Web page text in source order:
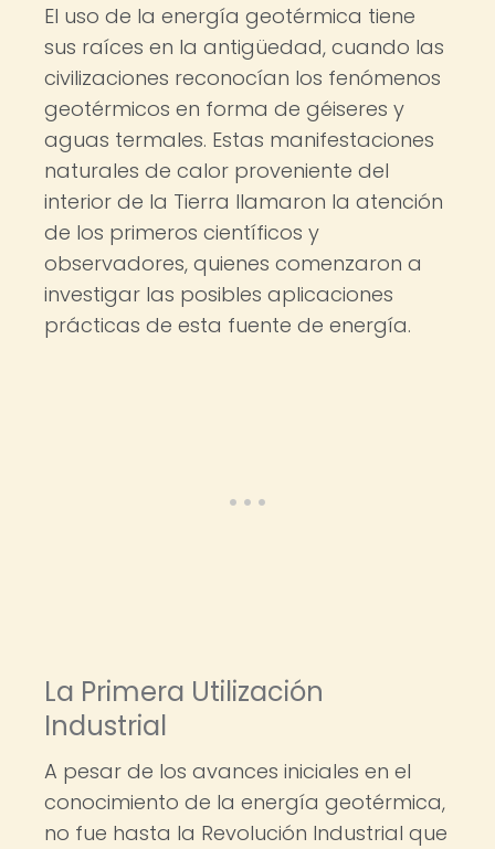
El uso de la energía geotérmica tiene
sus raíces en la antigüedad, cuando las
civilizaciones reconocían los fenómenos
geotérmicos en forma de géiseres y
aguas termales. Estas manifestaciones
naturales de calor proveniente del
interior de la Tierra llamaron la atención
de los primeros científicos y
observadores, quienes comenzaron a
investigar las posibles aplicaciones
prácticas de esta fuente de energía.
La Primera Utilización
Industrial
A pesar de los avances iniciales en el
conocimiento de la energía geotérmica,
no fue hasta la Revolución Industrial que